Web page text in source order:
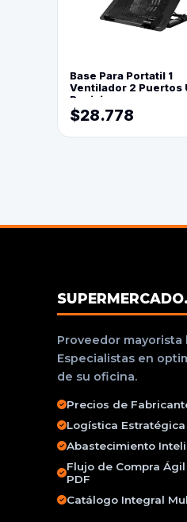
Base Para Portatil 1
Ventilador 2 Puertos
Posiciones
$28.778
Proveedor mayorista
Especialistas en
de su oficina.
Precios de
Logística
Abastecimiento
Flujo de Compra
PDF
Catálogo Integral